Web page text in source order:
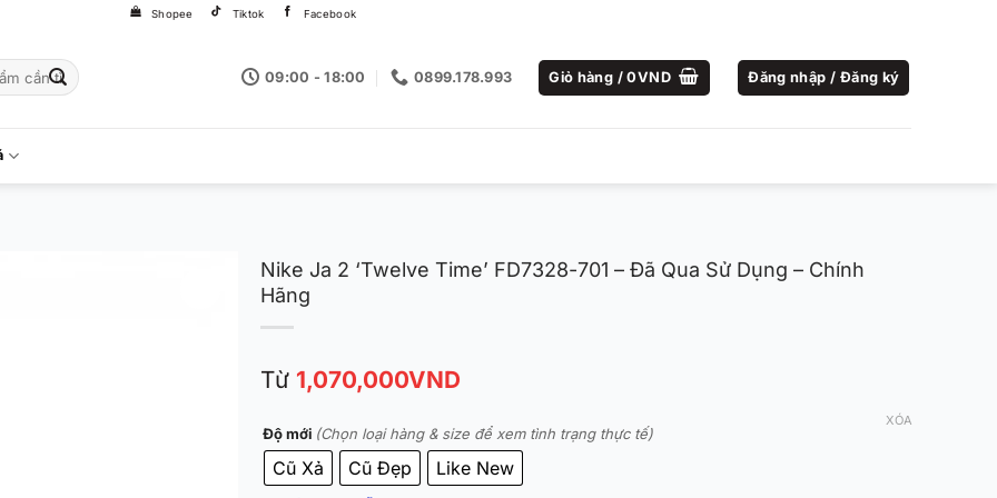
Shopee Tiktok Facebook
09:00 - 18:00 0899.178.993 Giỏ hàng /0VND Đăng nhập / Đăng ký
Nike Ja 2 ‘Twelve Time’ FD7328-701 – Đã Qua Sử Dụng – Chính
Hãng
Từ 1,070,000VND
Độ mới (Chọn loại hàng & size để xem tình trạng thực tế)
Cũ Xả Cũ Đẹp Like New
XÓA